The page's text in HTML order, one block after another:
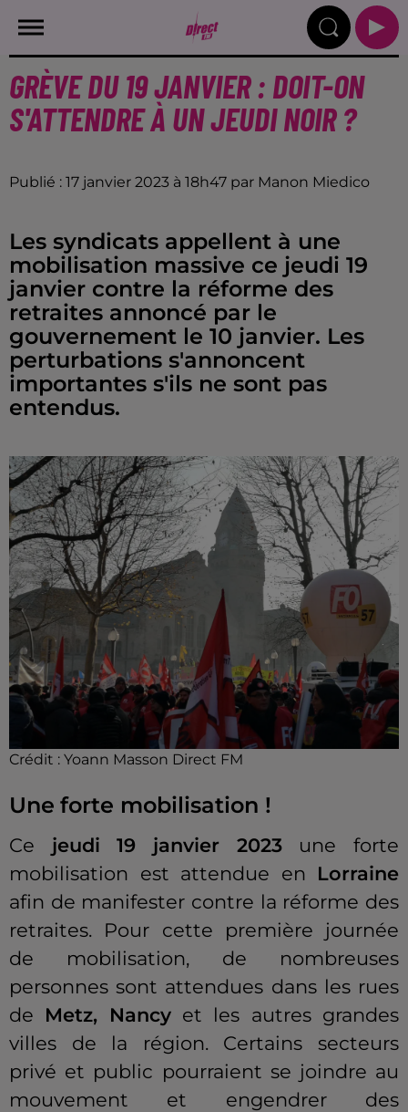
GRÈVE DU 19 JANVIER : DOIT-ON
S'ATTENDRE À UN JEUDI NOIR ?
Publié : 17 janvier 2023 à 18h47 par Manon Miedico
Les syndicats appellent à une
mobilisation massive ce jeudi 19
janvier contre la réforme des
retraites annoncé par le
gouvernement le 10 janvier. Les
perturbations s'annoncent
importantes s'ils ne sont pas
entendus.
Crédit : Yoann Masson Direct FM
Une forte mobilisation !
Ce jeudi 19 janvier 2023une forte
mobilisation est attendue en Lorraine
afin de manifester contre la réforme des
retraites. Pour cette première journée
de mobilisation, de nombreuses
personnes sont attendues dans les rues
de Metz, Nancyet les autres grandes
villes de la région.Certains secteurs
privé et public pourraient se joindre au
mouvement et engendrer des